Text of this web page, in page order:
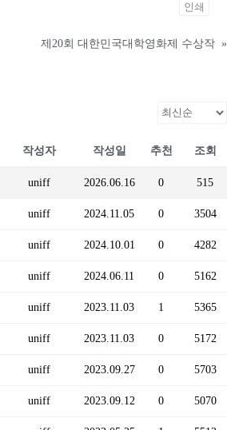
인쇄
제20회 대한민국대학영화제 수상작 »
작성자 작성일 추천 조회
uniff 2026.06.16 0 515
uniff 2024.11.05 0 3504
uniff 2024.10.01 0 4282
uniff 2024.06.11 0 5162
uniff 2023.11.03 1 5365
uniff 2023.11.03 0 5172
uniff 2023.09.27 0 5703
uniff 2023.09.12 0 5070